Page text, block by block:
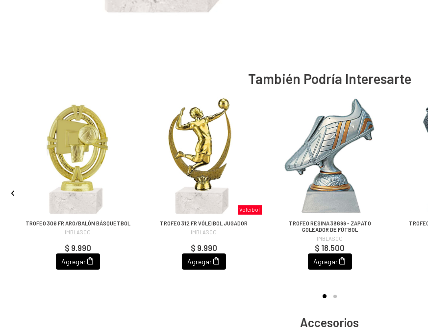
También Podría Interesarte
TROFEO 306 FR ARO/BALÓN BÁSQUETBOL
IMBLASCO
$ 9.990
Agregar
Voleibol
TROFEO 312 FR VÓLEIBOL JUGADOR
IMBLASCO
$ 9.990
Agregar
TROFEO RESINA 38699 - ZAPATO
GOLEADOR DE FÚTBOL
IMBLASCO
$ 18.500
Agregar
Accesorios